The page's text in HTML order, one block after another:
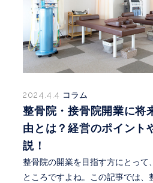
2024.4.4 コラム
整骨院・接骨院開業に将
由とは？経営のポイント
説！
整骨院の開業を目指す方にとって
ところですよね。この記事では、